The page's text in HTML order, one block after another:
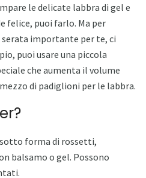
le delicate labbra di gel e
felice, puoi farlo. Ma per
importante per te, ci
puoi usare una piccola
che aumenta il volume
di padiglioni per le labbra.
forma di rossetti,
balsamo o gel. Possono